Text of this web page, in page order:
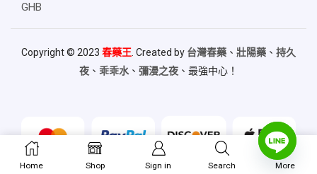
GHB
Copyright © 2023 春藥王. Created by 台灣春藥 、 壯陽藥 、 持久
夜 、 乖乖水、 彌漫之夜 、最強中心！
Home Shop Sign in Search More